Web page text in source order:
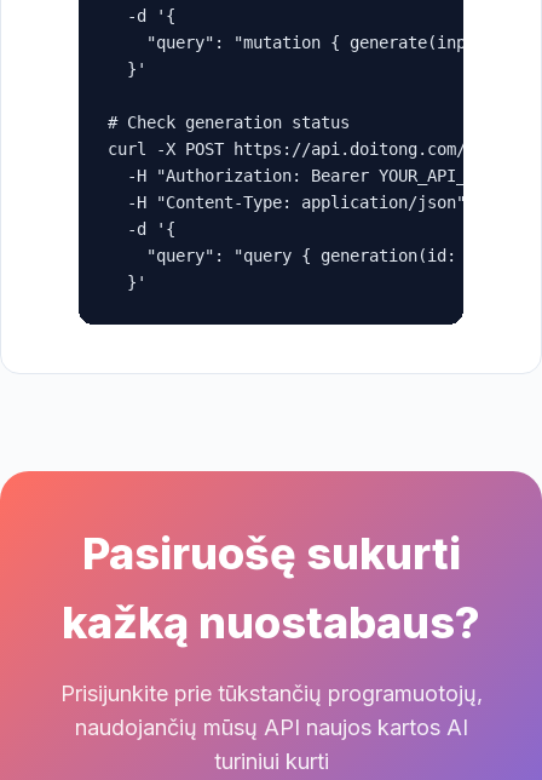
  -d '{
"query": "mutation { generate(input: {
  }'
# Check generation status
curl -X POST https://api.doitong.com/
  -H "Authorization: Bearer YOUR_API_KEY" \
  -H "Content-Type: application/json" \
  -d '{
"query": "query { generation(id:
  }'
Pasiruošę sukurti
kažką nuostabaus?
Prisijunkite prie tūkstančių programuotojų,
naudojančių mūsų API naujos kartos AI
turiniui kurti